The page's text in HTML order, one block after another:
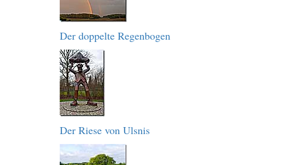
Der doppelte Regenbogen
Der Riese von Ulsnis